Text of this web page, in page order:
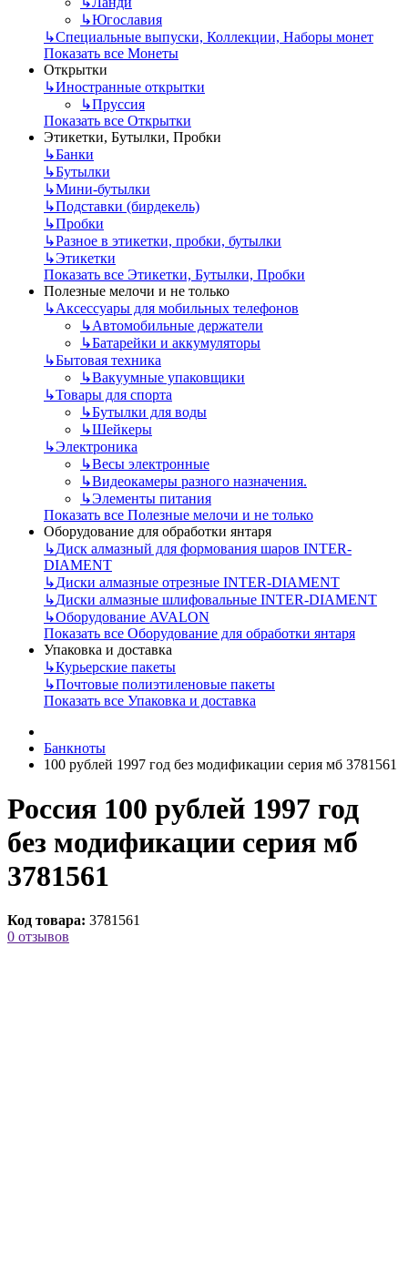
↳Югославия
↳Специальные выпуски, Коллекции, Наборы монет
Показать все Монеты
Открытки
↳Иностранные открытки
↳Пруссия
Показать все Открытки
Этикетки, Бутылки, Пробки
↳Банки
↳Бутылки
↳Мини-бутылки
↳Подставки (бирдекель)
↳Пробки
↳Разное в этикетки, пробки, бутылки
↳Этикетки
Показать все Этикетки, Бутылки, Пробки
Полезные мелочи и не только
↳Аксессуары для мобильных телефонов
↳Автомобильные держатели
↳Батарейки и аккумуляторы
↳Бытовая техника
↳Вакуумные упаковщики
↳Товары для спорта
↳Бутылки для воды
↳Шейкеры
↳Электроника
↳Весы электронные
↳Видеокамеры разного назначения.
↳Элементы питания
Показать все Полезные мелочи и не только
Оборудование для обработки янтаря
↳Диск алмазный для формования шаров INTER-
DIAMENT
↳Диски алмазные отрезные INTER-DIAMENT
↳Диски алмазные шлифовальные INTER-DIAMENT
↳Оборудование AVALON
Показать все Оборудование для обработки янтаря
Упаковка и доставка
↳Курьерские пакеты
↳Почтовые полиэтиленовые пакеты
Показать все Упаковка и доставка
Банкноты
100 рублей 1997 год без модификации серия мб 3781561
Россия 100 рублей 1997 год
без модификации серия мб
3781561
Код товара: 3781561
0 отзывов